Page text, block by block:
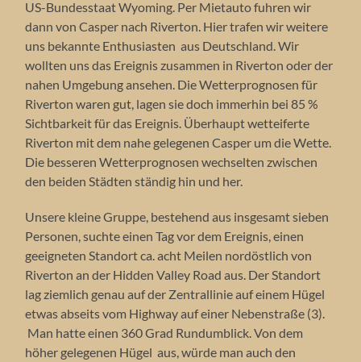
US-Bundesstaat Wyoming. Per Mietauto fuhren wir
dann von Casper nach Riverton. Hier trafen wir weitere
uns bekannte Enthusiasten aus Deutschland. Wir
wollten uns das Ereignis zusammen in Riverton oder der
nahen Umgebung ansehen. Die Wetterprognosen für
Riverton waren gut, lagen sie doch immerhin bei 85 %
Sichtbarkeit für das Ereignis. Überhaupt wetteiferte
Riverton mit dem nahe gelegenen Casper um die Wette.
Die besseren Wetterprognosen wechselten zwischen
den beiden Städten ständig hin und her.
Unsere kleine Gruppe, bestehend aus insgesamt sieben
Personen, suchte einen Tag vor dem Ereignis, einen
geeigneten Standort ca. acht Meilen nordöstlich von
Riverton an der Hidden Valley Road aus. Der Standort
lag ziemlich genau auf der Zentrallinie auf einem Hügel
etwas abseits vom Highway auf einer Nebenstraße (3).
Man hatte einen 360 Grad Rundumblick. Von dem
höher gelegenen Hügel aus, würde man auch den